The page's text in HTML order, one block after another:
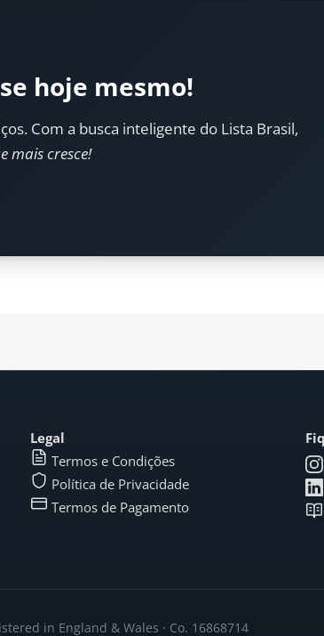
hoje mesmo!
Com a busca inteligente do Lista Brasil,
mais cresce!
Legal
Termos e Condições
Política de Privacidade
Termos de Pagamento
in England & Wales · Co. 16868714